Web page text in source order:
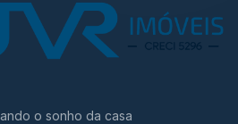
o sonho da casa